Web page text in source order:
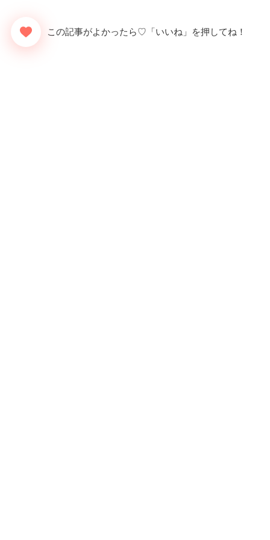
この記事がよかったら♡「いいね」を押してね！